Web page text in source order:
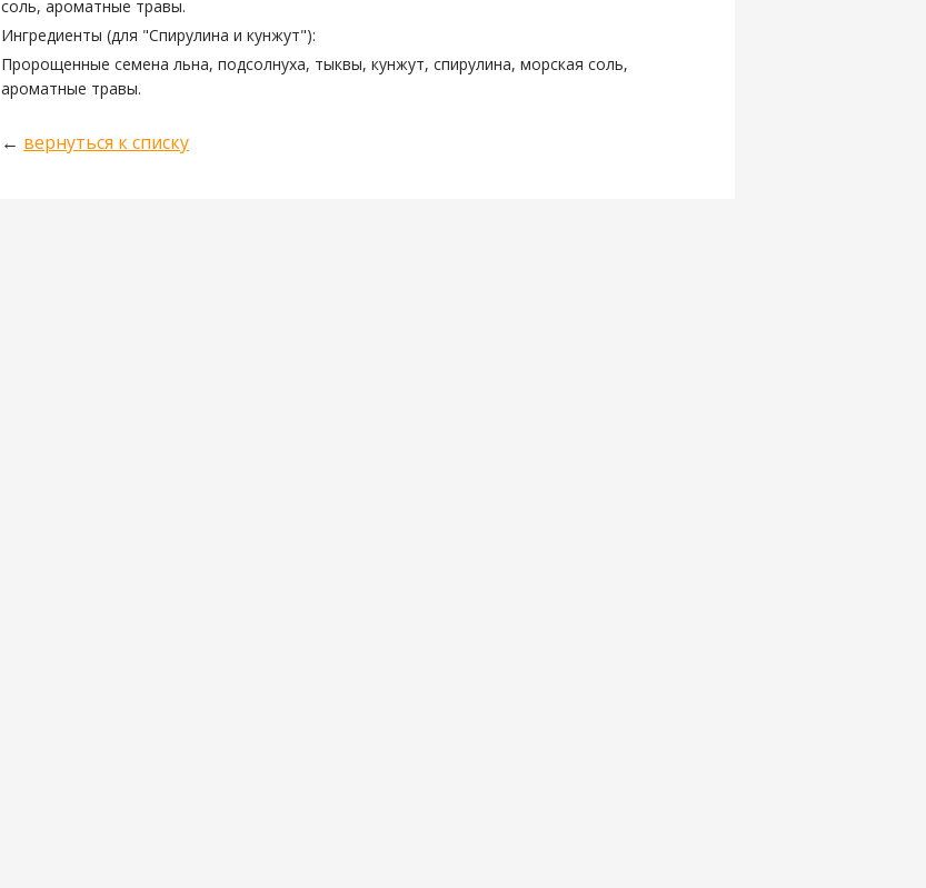
соль, ароматные травы.
Ингредиенты (для "Спирулина и кунжут"):
Пророщенные семена льна, подсолнуха, тыквы, кунжут, спирулина, морская соль,
ароматные травы.
← вернуться к списку